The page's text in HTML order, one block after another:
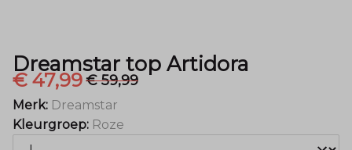
Dreamstar top Artidora
€ 47,99€ 59,99
Merk: Dreamstar
Kleurgroep: Roze